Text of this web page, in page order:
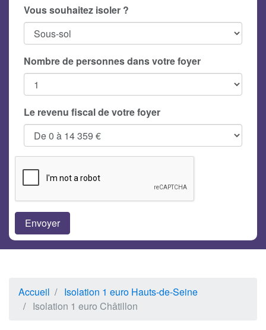
Vous souhaitez isoler ?
Nombre de personnes dans votre foyer
Le revenu fiscal de votre foyer
Accueil
Isolation 1 euro Hauts-de-Seine
Isolation 1 euro Châtillon